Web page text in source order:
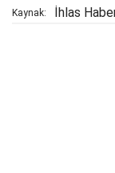
Kaynak: İhlas